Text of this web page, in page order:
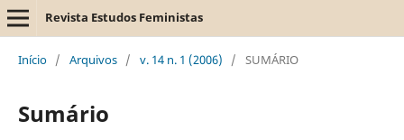
Revista Estudos Feministas
Início / Arquivos / v. 14 n. 1 (2006) / SUMÁRIO
Sumário